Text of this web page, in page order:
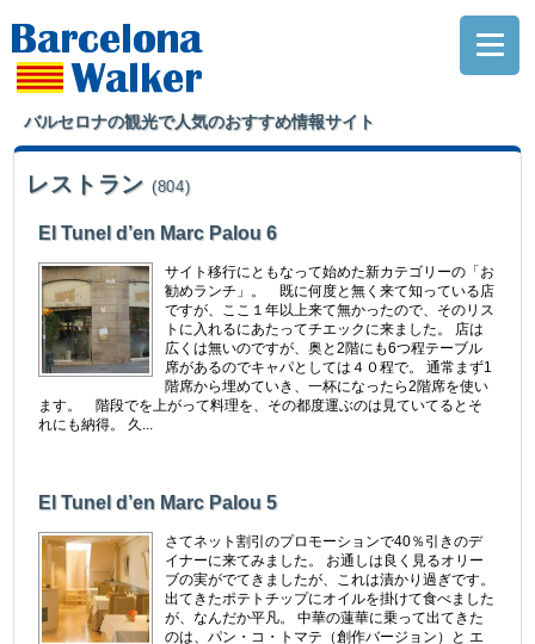
バルセロナの観光で人気のおすすめ情報サイト
レストラン (804)
El Tunel d’en Marc Palou 6
サイト移行にともなって始めた新カテゴリーの「お
勧めランチ」。 既に何度と無く来て知っている店
ですが、ここ１年以上来て無かったので、そのリス
トに入れるにあたってチエックに来ました。 店は
広くは無いのですが、奥と2階にも6つ程テーブル
席があるのでキャパとしては４０程で。 通常まず1
階席から埋めていき、一杯になったら2階席を使い
ます。 階段でを上がって料理を、その都度運ぶのは見ていてるとそ
れにも納得。 久...
El Tunel d’en Marc Palou 5
さてネット割引のプロモーションで40％引きのデ
イナーに来てみました。 お通しは良く見るオリー
ブの実がでてきましたが、これは漬かり過ぎです。
出てきたポテトチップにオイルを掛けて食べました
が、なんだか平凡。 中華の蓮華に乗って出てきた
のは、パン・コ・トマテ（創作バージョン）と エ